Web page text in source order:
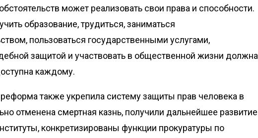
может реализовать свои права и способности.
образование, трудиться, заниматься
пользоваться государственными услугами,
защитой и участвовать в общественной жизни должна
каждому.
также укрепила систему защиты прав человека в
отменена смертная казнь, получили дальнейшее развитие
конкретизированы функции прокуратуры по